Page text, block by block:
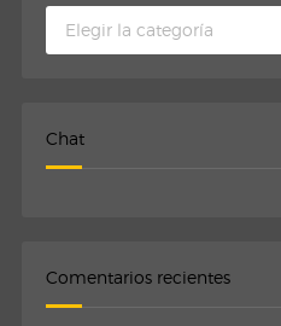
Categorias
Chat
Comentarios recientes